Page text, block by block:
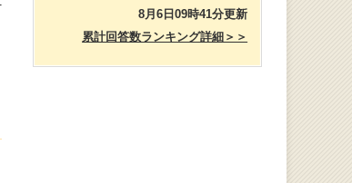
8月6日09時41分更新
累計回答数ランキング詳細＞＞